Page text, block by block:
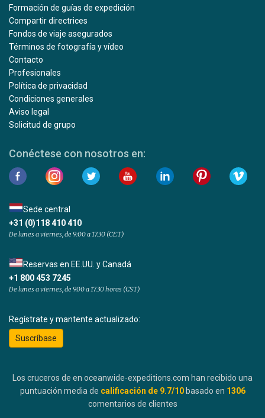
Formación de guías de expedición
Compartir directrices
Fondos de viaje asegurados
Términos de fotografía y vídeo
Contacto
Profesionales
Política de privacidad
Condiciones generales
Aviso legal
Solicitud de grupo
Conéctese con nosotros en:
Sede central
+31 (0)118 410 410
De lunes a viernes, de 9:00 a 17:30 (CET)
Reservas en EE.UU. y Canadá
+1 800 453 7245
De lunes a viernes, de 9.00 a 17.30 horas (CST)
Regístrate y mantente actualizado:
Suscríbase
Los cruceros de en oceanwide-expeditions.com han recibido una
puntuación media de calificación de 9.7/10 basado en 1306
comentarios de clientes